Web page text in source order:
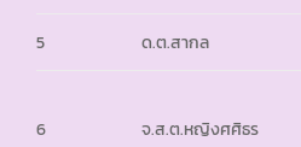
5 ด.ต.สากล
6 จ.ส.ต.หญิงศศิธร